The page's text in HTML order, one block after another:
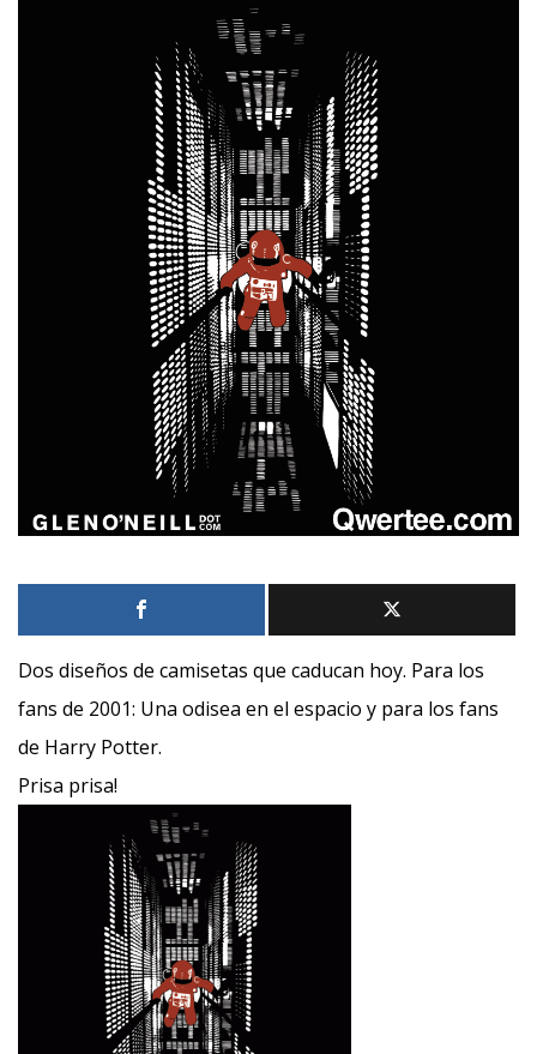
Dos diseños de camisetas que caducan hoy. Para los
fans de 2001: Una odisea en el espacio y para los fans
de Harry Potter.
Prisa prisa!